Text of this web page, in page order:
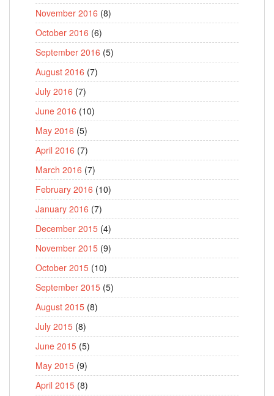
November 2016 (8)
October 2016 (6)
September 2016 (5)
August 2016 (7)
July 2016 (7)
June 2016 (10)
May 2016 (5)
April 2016 (7)
March 2016 (7)
February 2016 (10)
January 2016 (7)
December 2015 (4)
November 2015 (9)
October 2015 (10)
September 2015 (5)
August 2015 (8)
July 2015 (8)
June 2015 (5)
May 2015 (9)
April 2015 (8)